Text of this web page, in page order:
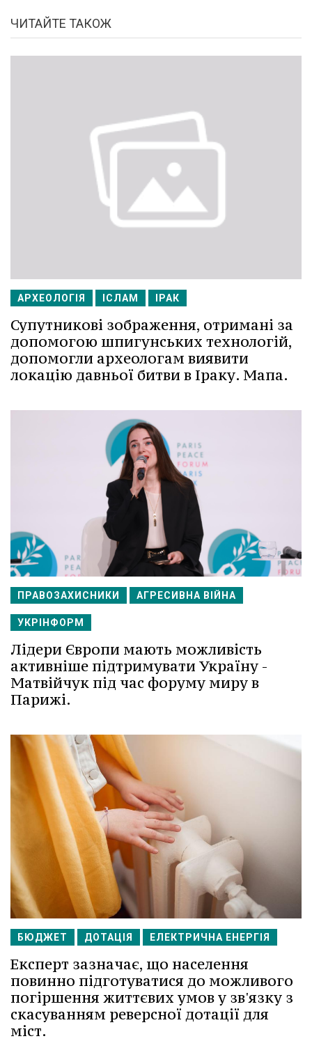
ЧИТАЙТЕ ТАКОЖ
АРХЕОЛОГІЯ ІСЛАМ ІРАК
Супутникові зображення, отримані за
допомогою шпигунських технологій,
допомогли археологам виявити
локацію давньої битви в Іраку. Мапа.
ПРАВОЗАХИСНИКИ АГРЕСИВНА ВІЙНА
УКРІНФОРМ
Лідери Європи мають можливість
активніше підтримувати Україну -
Матвійчук під час форуму миру в
Парижі.
БЮДЖЕТ ДОТАЦІЯ ЕЛЕКТРИЧНА ЕНЕРГІЯ
Експерт зазначає, що населення
повинно підготуватися до можливого
погіршення життєвих умов у зв'язку з
скасуванням реверсної дотації для
міст.